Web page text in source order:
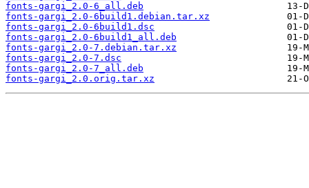
fonts-gargi_2.0-6_all.deb
fonts-gargi_2.0-6build1.debian.tar.xz
fonts-gargi_2.0-6build1.dsc
fonts-gargi_2.0-6build1_all.deb
fonts-gargi_2.0-7.debian.tar.xz
fonts-gargi_2.0-7.dsc
fonts-gargi_2.0-7_all.deb
fonts-gargi_2.0.orig.tar.xz